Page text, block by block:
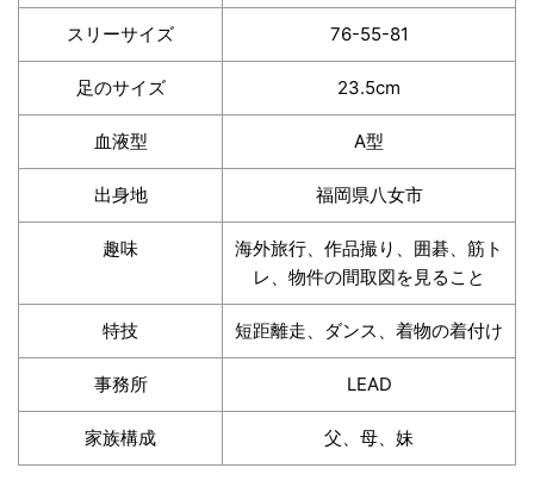
スリーサイズ 76-55-81
足のサイズ 23.5cm
血液型 A型
出身地 福岡県八女市
趣味
海外旅行、作品撮り、囲碁、筋ト
レ、物件の間取図を見ること
特技 短距離走、ダンス、着物の着付け
事務所 LEAD
家族構成 父、母、妹